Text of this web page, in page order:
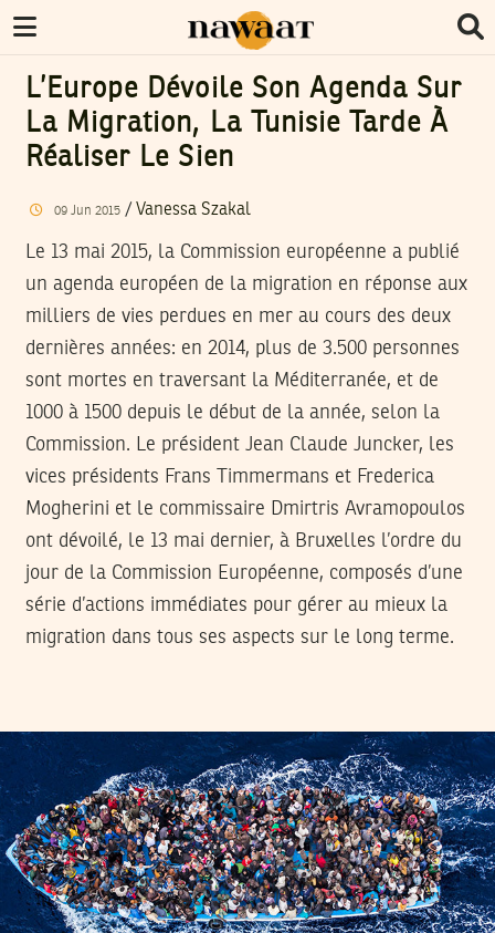
L’Europe Dévoile Son Agenda Sur
La Migration, La Tunisie Tarde À
Réaliser Le Sien
09 Jun 2015/ Vanessa Szakal
Le 13 mai 2015, la Commission européenne a publié
un agenda européen de la migration en réponse aux
milliers de vies perdues en mer au cours des deux
dernières années: en 2014, plus de 3.500 personnes
sont mortes en traversant la Méditerranée, et de
1000 à 1500 depuis le début de la année, selon la
Commission. Le président Jean Claude Juncker, les
vices présidents Frans Timmermans et Frederica
Mogherini et le commissaire Dmirtris Avramopoulos
ont dévoilé, le 13 mai dernier, à Bruxelles l’ordre du
jour de la Commission Européenne, composés d’une
série d’actions immédiates pour gérer au mieux la
migration dans tous ses aspects sur le long terme.